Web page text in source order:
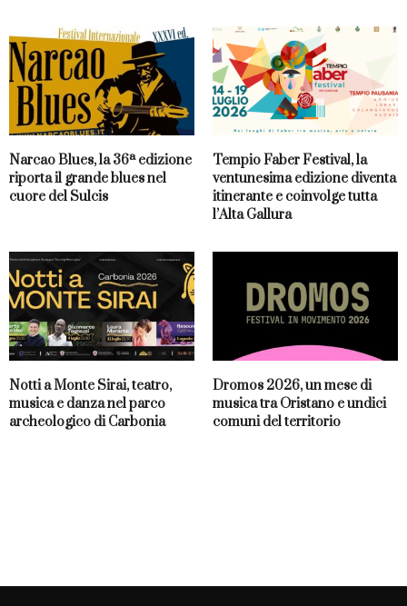
Narcao Blues, la 36ª edizione
riporta il grande blues nel
cuore del Sulcis
Tempio Faber Festival, la
ventunesima edizione diventa
itinerante e coinvolge tutta
l’Alta Gallura
Notti a Monte Sirai, teatro,
musica e danza nel parco
archeologico di Carbonia
Dromos 2026, un mese di
musica tra Oristano e undici
comuni del territorio